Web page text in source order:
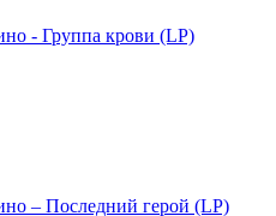
- Группа крови (LP)
– Последний герой (LP)